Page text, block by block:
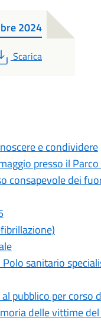
2024
PDF
Scarica
e condividere
presso il
consapevole dei
sanitario
pubblico per corso
delle vittime